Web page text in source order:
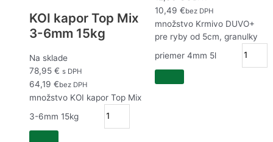
KOI kapor Top Mix
3-6mm 15kg
Na sklade
78,95 € s DPH
64,19 €bez DPH
množstvo KOI kapor Top Mix
3-6mm 15kg
10,49 €bez DPH
množstvo Krmivo DUVO+
pre ryby od 5cm, granulky
priemer 4mm 5l